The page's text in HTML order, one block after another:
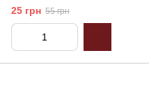
обличча з ревенем,50 мл
25 грн 55 грн